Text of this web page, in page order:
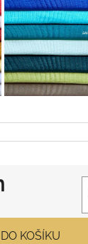
DO KOŠÍKU